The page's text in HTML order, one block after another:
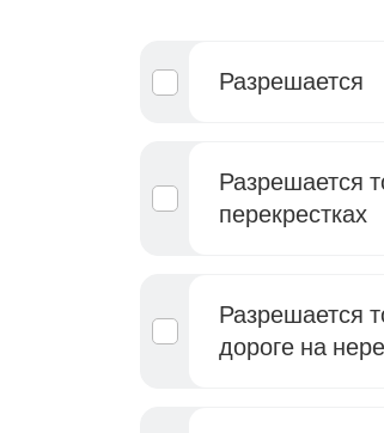
Разрешается
Разрешается
перекрестках
Разрешается
дороге на